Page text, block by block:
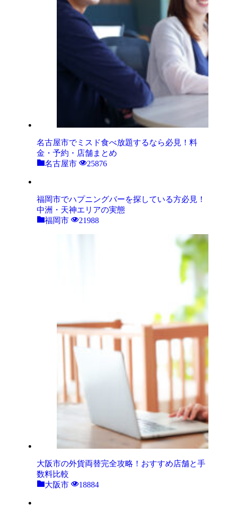
名古屋市でミスド食べ放題するなら必見！料
金・予約・店舗まとめ
名古屋市
25876
福岡市でハプニングバーを探している方必見！
中洲・天神エリアの実態
福岡市
21988
大阪市の外貨両替完全攻略！おすすめ店舗と手
数料比較
大阪市
18884